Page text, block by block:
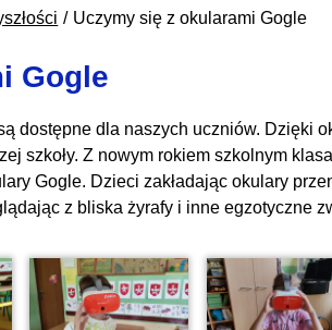
Uczymy się z okularami Gogle
Gogle
dostępne dla naszych uczniów. Dzięki
szkoły. Z nowym rokiem szkolnym
Gogle. Dzieci zakładając okulary
z bliska żyrafy i inne egzotyczne